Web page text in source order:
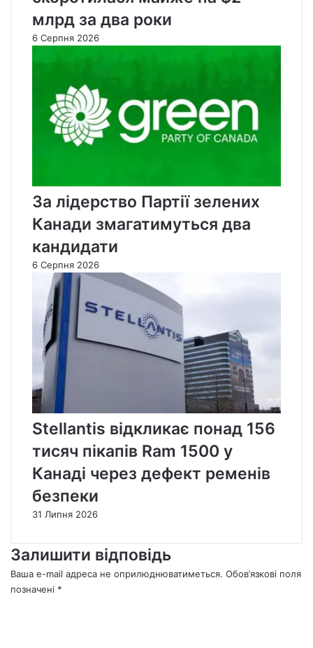
млрд за два роки
6 Серпня 2026
За лідерство Партії зелених
Канади змагатимуться два
кандидати
6 Серпня 2026
Stellantis відкликає понад 156
тисяч пікапів Ram 1500 у
Канаді через дефект ременів
безпеки
31 Липня 2026
Залишити відповідь
Ваша e-mail адреса не оприлюднюватиметься. Обов’язкові поля
позначені *